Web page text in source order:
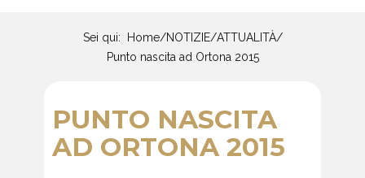
Sei qui: Home/NOTIZIE/ATTUALITÀ/
Punto nascita ad Ortona 2015
PUNTO NASCITA
AD ORTONA 2015